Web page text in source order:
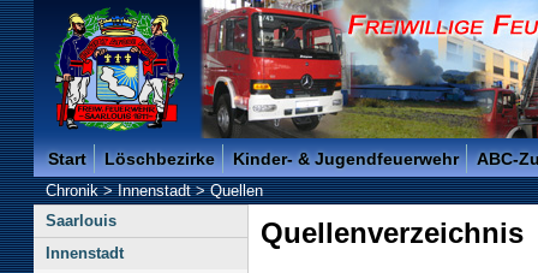
Freiwillige Feuerwehr der Kreisstadt Saarlouis -
Start Löschbezirke Kinder- & Jugendfeuerwehr ABC-
Chronik>Innenstadt>Quellen
Saarlouis
Innenstadt
Quellenverzeichnis